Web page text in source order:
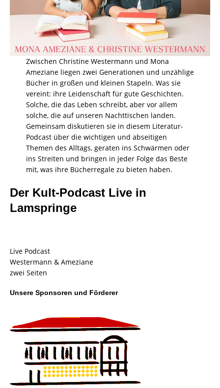
Zwischen Christine Westermann und Mona
Ameziane liegen zwei Generationen und unzählige
Bücher in großen und kleinen Stapeln. Was sie
vereint: ihre Leidenschaft für gute Geschichten.
Solche, die das Leben schreibt, aber vor allem
solche, die auf unseren Nachttischen landen.
Gemeinsam diskutieren sie in diesem Literatur-
Podcast über die wichtigen und abseitigen
Themen des Alltags, geraten ins Schwärmen oder
ins Streiten und bringen in jeder Folge das Beste
mit, was ihre Bücherregale zu bieten haben.
Der Kult-Podcast Live in
Lamspringe
Live Podcast
Westermann & Ameziane
zwei Seiten
Unsere Sponsoren und Förderer